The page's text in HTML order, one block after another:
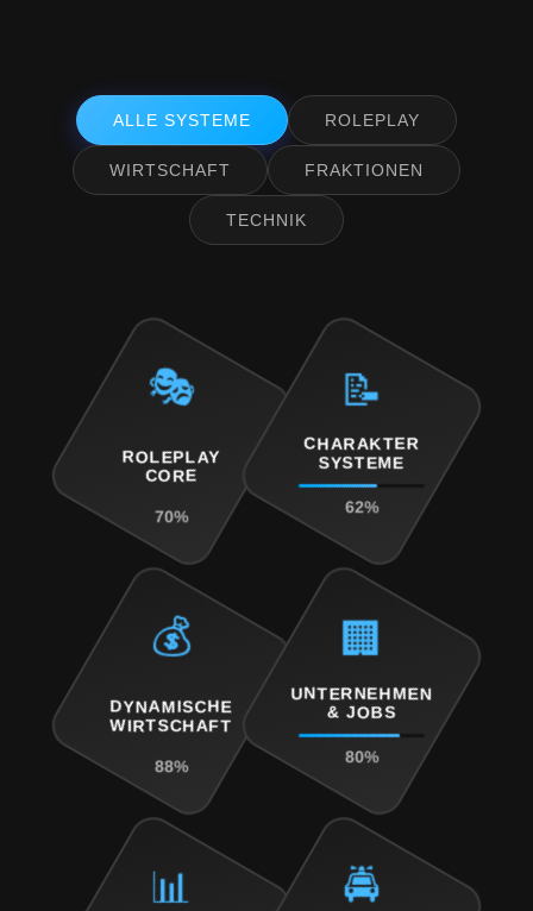
ALLE SYSTEME ROLEPLAY
WIRTSCHAFT FRAKTIONEN
TECHNIK
🎭
ROLEPLAY
CORE
70%
📝
CHARAKTER
SYSTEME
62%
💰
DYNAMISCHE
WIRTSCHAFT
88%
🏢
UNTERNEHMEN
& JOBS
80%
📊 🚔